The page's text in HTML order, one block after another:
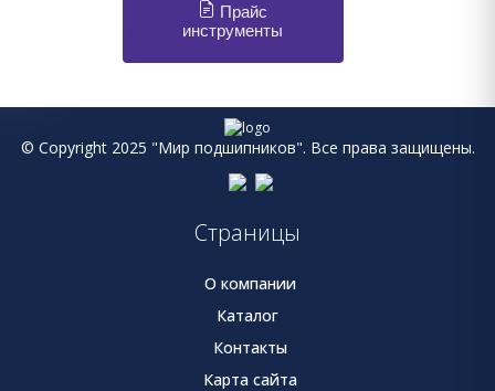
Прайс
инструменты
© Copyright 2025 "Мир подшипников". Все права защищены.
Страницы
О компании
Каталог
Контакты
Карта сайта